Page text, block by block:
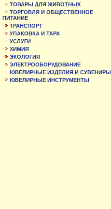
ТОВАРЫ ДЛЯ ЖИВОТНЫХ
ТОРГОВЛЯ И ОБЩЕСТВЕННОЕ
ПИТАНИЕ
ТРАНСПОРТ
УПАКОВКА И ТАРА
УСЛУГИ
ХИМИЯ
ЭКОЛОГИЯ
ЭЛЕКТРООБОРУДОВАНИЕ
ЮВЕЛИРНЫЕ ИЗДЕЛИЯ И СУВЕНИРЫ
ЮВЕЛИРНЫЕ ИНСТРУМЕНТЫ